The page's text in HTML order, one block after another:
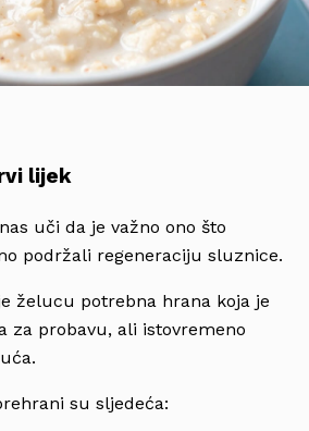
lijek
nas uči da je važno ono što
podržali regeneraciju sluznice.
želucu potrebna hrana koja je
za probavu, ali istovremeno
su sljedeća: